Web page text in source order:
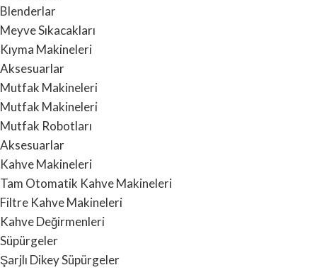
Blenderlar
Meyve Sıkacakları
Kıyma Makineleri
Aksesuarlar
Mutfak Makineleri
Mutfak Makineleri
Mutfak Robotları
Aksesuarlar
Kahve Makineleri
Tam Otomatik Kahve Makineleri
Filtre Kahve Makineleri
Kahve Değirmenleri
Süpürgeler
Şarjlı Dikey Süpürgeler